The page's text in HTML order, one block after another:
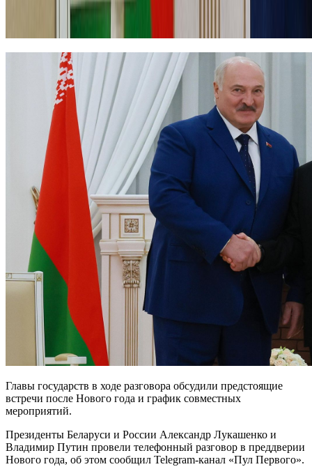
Главы государств в ходе разговора обсудили предстоящие
встречи после Нового года и график совместных
мероприятий.
Президенты Беларуси и России Александр Лукашенко и
Владимир Путин провели телефонный разговор в преддверии
Нового года, об этом сообщил Telegram-канал «Пул Первого».